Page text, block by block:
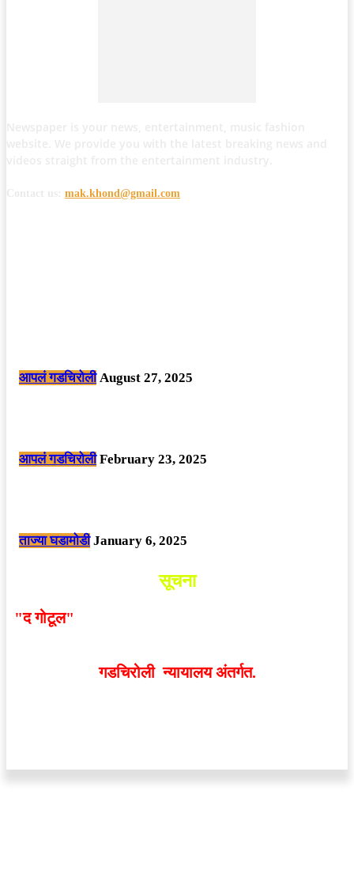
mak.khond@gmail.com
आपलं गडचिरोली August 27, 2025
आपलं गडचिरोली February 23, 2025
ताज्या घडामोडी January 6, 2025
सूचना
"द गोटूल"
गडचिरोली न्यायालय अंतर्गत.